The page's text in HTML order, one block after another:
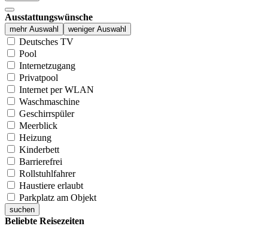
Ausstattungswünsche
mehr Auswahl weniger Auswahl
Deutsches TV
Pool
Internetzugang
Privatpool
Internet per WLAN
Waschmaschine
Geschirrspüler
Meerblick
Heizung
Kinderbett
Barrierefrei
Rollstuhlfahrer
Haustiere erlaubt
Parkplatz am Objekt
suchen
Beliebte Reisezeiten